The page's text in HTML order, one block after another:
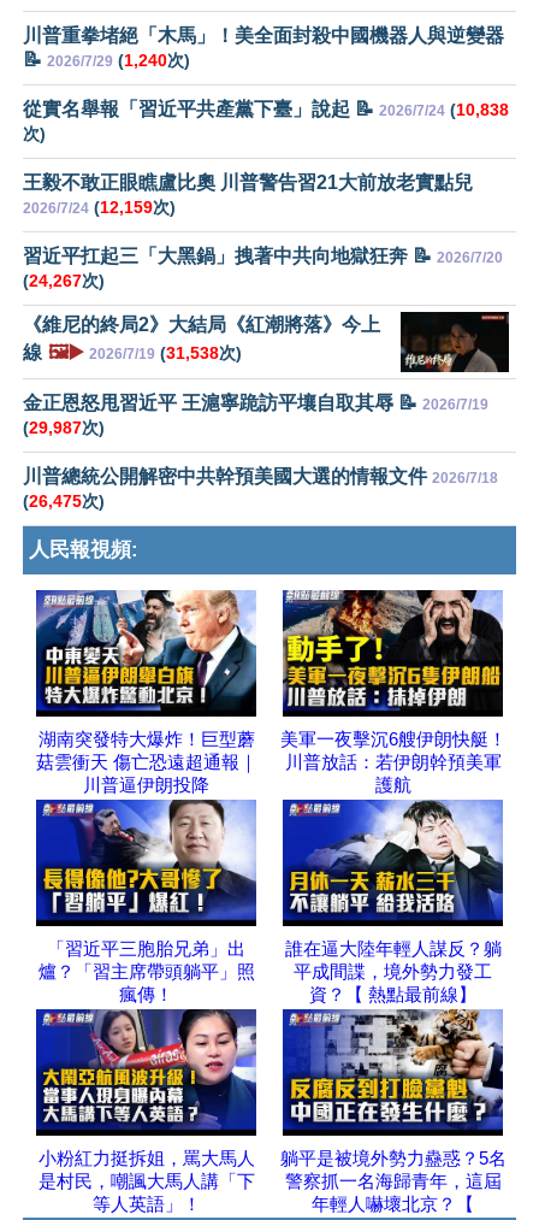
川普重拳堵絕「木馬」！美全面封殺中國機器人與逆變器
📝 2026/7/29 (1,240次)
從實名舉報「習近平共產黨下臺」說起 📝 2026/7/24 (10,838
次)
王毅不敢正眼瞧盧比奧 川普警告習21大前放老實點兒
2026/7/24 (12,159次)
習近平扛起三「大黑鍋」拽著中共向地獄狂奔 📝 2026/7/20
(24,267次)
《維尼的終局2》大結局《紅潮將落》今上
線 🖼️▶️ 2026/7/19 (31,538次)
金正恩怒甩習近平 王滬寧跪訪平壤自取其辱 📝 2026/7/19
(29,987次)
川普總統公開解密中共幹預美國大選的情報文件 2026/7/18
(26,475次)
人民報視頻:
湖南突發特大爆炸！巨型蘑
菇雲衝天 傷亡恐遠超通報｜
川普逼伊朗投降
美軍一夜擊沉6艘伊朗快艇！
川普放話：若伊朗幹預美軍
護航
「習近平三胞胎兄弟」出
爐？「習主席帶頭躺平」照
瘋傳！
誰在逼大陸年輕人謀反？躺
平成間諜，境外勢力發工
資？【 熱點最前線】
小粉紅力挺拆姐，罵大馬人
是村民，嘲諷大馬人講「下
等人英語」！
躺平是被境外勢力蠱惑？5名
警察抓一名海歸青年，這屆
年輕人嚇壞北京？【